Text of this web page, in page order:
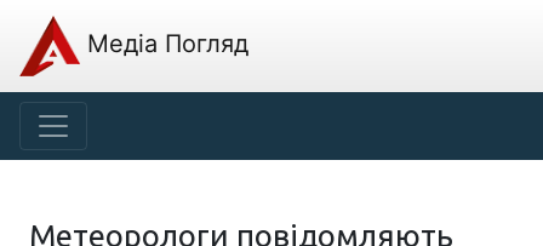
Медіа Погляд
Метеорологи повідомляють